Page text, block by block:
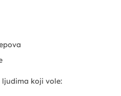
ljudima koji vole: